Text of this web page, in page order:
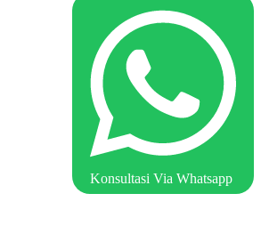
Konsultasi Via Whatsapp